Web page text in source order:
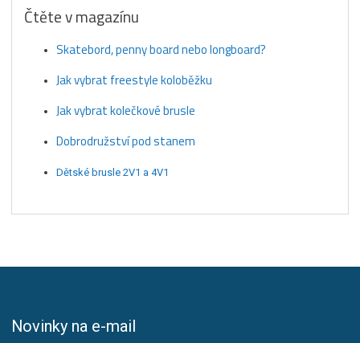
Čtěte v magazínu
Skatebord, penny board nebo longboard?
Jak vybrat freestyle koloběžku
Jak vybrat kolečkové brusle
Dobrodružství pod stanem
Dětské brusle 2V1 a 4V1
Novinky na e-mail